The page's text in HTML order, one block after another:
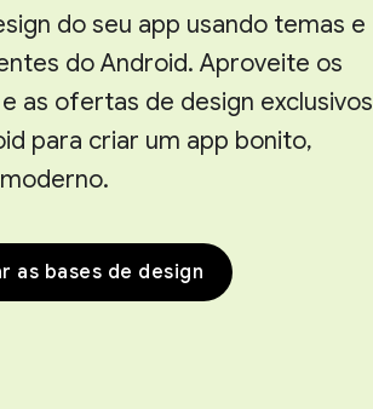
do seu app usando temas e
do Android. Aproveite os
as ofertas de design exclusivos
para criar um app bonito,
as bases de design